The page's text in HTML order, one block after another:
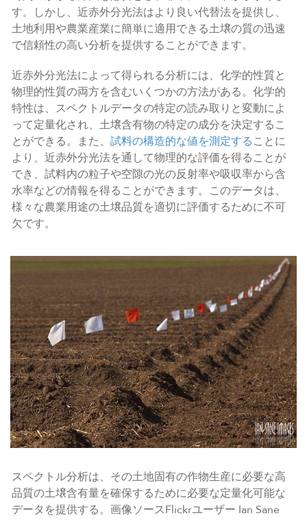
す。しかし、近赤外分光法はより良い代替法を提供し、
土地利用や農業産業に簡単に適用できる土壌の質の迅速
で信頼性の高い分析を提供することができます。
近赤外分光法によって得られる分析には、化学的性質と
物理的性質の両方を含むいくつかの方法がある。化学的
特性は、スペクトルデータの特定の読み取りと変動によ
って定量化され、土壌含有物の特定の成分を決定するこ
とができる。また、 試料の構造的な値を測定することに
より、近赤外分光法を通して物理的な評価を得ることが
でき、試料内の粒子や空隙の光の反射率や吸収率から含
水率などの情報を得ることができます。このデータは、
様々な農業用途の土壌品質を適切に評価するために不可
欠です。
スペクトル分析は、その土地固有の作物生産に必要な高
品質の土壌含有量を確保するために必要な定量化可能な
データを提供する。画像ソースFlickrユーザー Ian Sane